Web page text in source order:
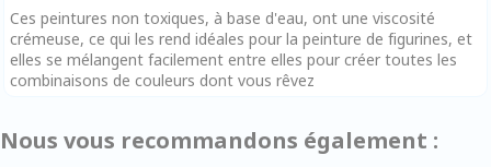
Ces peintures non toxiques, à base d'eau, ont une viscosité
crémeuse, ce qui les rend idéales pour la peinture de figurines, et
elles se mélangent facilement entre elles pour créer toutes les
combinaisons de couleurs dont vous rêvez
Nous vous recommandons également :